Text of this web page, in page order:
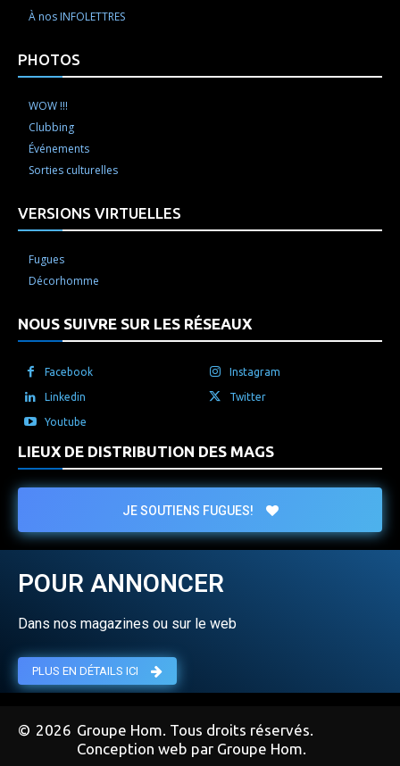
À nos INFOLETTRES
PHOTOS
WOW !!!
Clubbing
Événements
Sorties culturelles
VERSIONS VIRTUELLES
Fugues
Décorhomme
NOUS SUIVRE SUR LES RÉSEAUX
Facebook Instagram
Linkedin Twitter
Youtube
LIEUX DE DISTRIBUTION DES MAGS
JE SOUTIENS FUGUES!
POUR ANNONCER
Dans nos magazines ou sur le web
PLUS EN DÉTAILS ICI
© 2026 Groupe Hom. Tous droits réservés.
Conception web par Groupe Hom.